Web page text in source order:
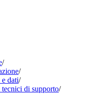
/
/
dati/
di supporto/